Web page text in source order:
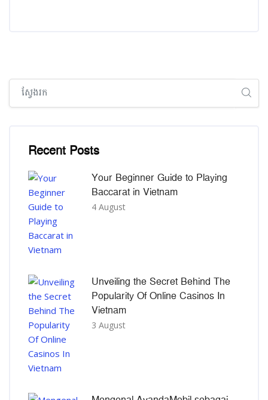
រំលង [Cocoon] Global search (sidebar)
Recent Posts
Your Beginner Guide to Playing
Baccarat in Vietnam
4 August
Unveiling the Secret Behind The
Popularity Of Online Casinos In
Vietnam
3 August